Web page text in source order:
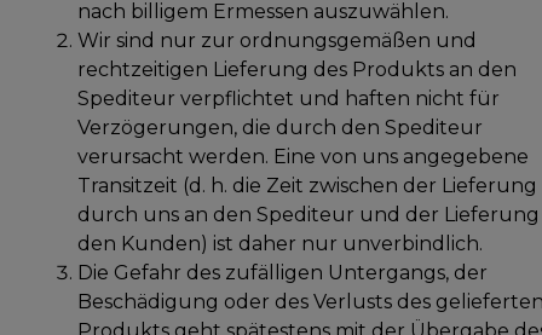
nach billigem Ermessen auszuwählen.
Wir sind nur zur ordnungsgemäßen und
rechtzeitigen Lieferung des Produkts an den
Spediteur verpflichtet und haften nicht für
Verzögerungen, die durch den Spediteur
verursacht werden. Eine von uns angegebene
Transitzeit (d. h. die Zeit zwischen der Lieferung
durch uns an den Spediteur und der Lieferung
den Kunden) ist daher nur unverbindlich.
Die Gefahr des zufälligen Untergangs, der
Beschädigung oder des Verlusts des